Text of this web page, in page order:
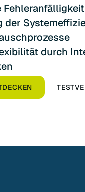
der
durch